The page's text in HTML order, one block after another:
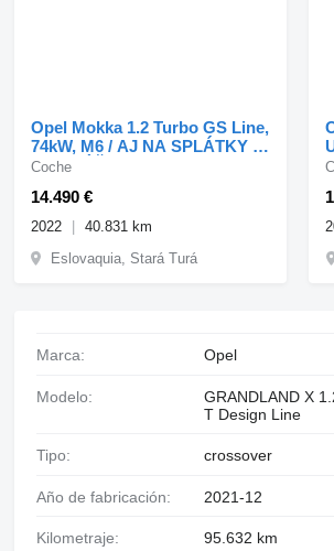
Opel Mokka 1.2 Turbo GS Line,
74kW, M6 / AJ NA SPLÁTKY /
PROTIÚČET /
14.490 €
Coche
2022
40.831 km
Eslovaquia, Stará Turá
Marca: Opel
Modelo:
GRANDLAND X
T Design Line
Tipo: crossover
Año de fabricación: 2021-12
Kilometraje: 95.632 km